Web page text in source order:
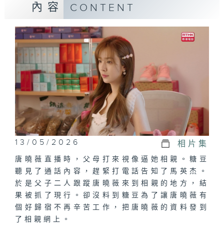
內容 CONTENT
13/05/2026 相片集
唐曉薇直播時，父母打來視像逼她相親。糖豆
聽見了通話內容，趕緊打電話告知了馬英杰。
於是父子二人跟蹤唐曉薇來到相親的地方，結
果被抓了現行。卻沒料到糖豆為了讓唐曉薇有
個好歸宿不再辛苦工作，把唐曉薇的資料發到
了相親網上。